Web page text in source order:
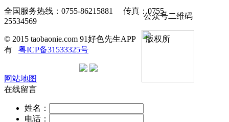
公众号二维码
全国服务热线：0755-86215881 传真：0755-
25534569
© 2015 taobaonie.com 91好色先生APP 版权所
有 粤ICP备31533325号
网站地图
在线留言
姓名：
电话：